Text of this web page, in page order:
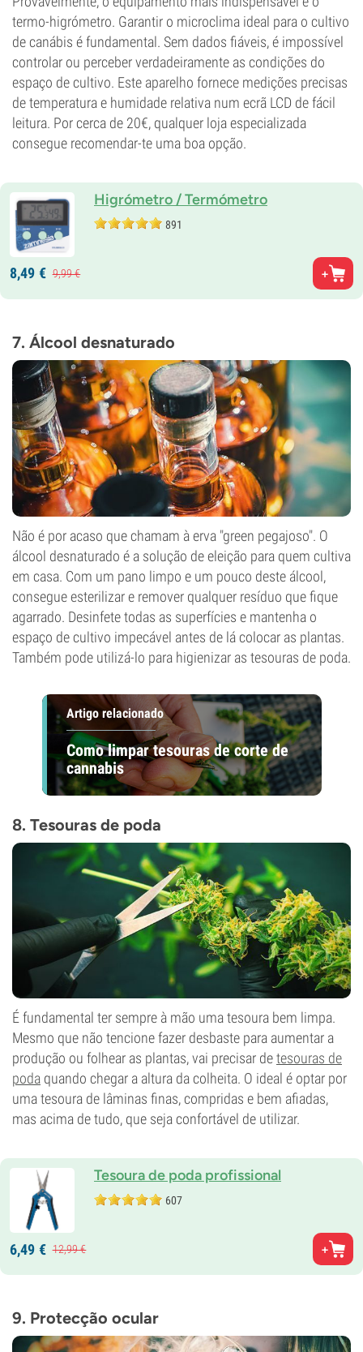
termo-higrómetro. Garantir o microclima ideal para o cultivo
de canábis é fundamental. Sem dados fiáveis, é impossível
controlar ou perceber verdadeiramente as condições do
espaço de cultivo. Este aparelho fornece medições precisas
de temperatura e humidade relativa num ecrã LCD de fácil
leitura. Por cerca de 20€, qualquer loja especializada
consegue recomendar-te uma boa opção.
Higrómetro / Termómetro
891
8,49 € 9,99€
7. Álcool desnaturado
Não é por acaso que chamam à erva "green pegajoso". O
álcool desnaturado é a solução de eleição para quem cultiva
em casa. Com um pano limpo e um pouco deste álcool,
consegue esterilizar e remover qualquer resíduo que fique
agarrado. Desinfete todas as superfícies e mantenha o
espaço de cultivo impecável antes de lá colocar as plantas.
Também pode utilizá-lo para higienizar as tesouras de poda.
Artigo relacionado
Como limpar tesouras de corte de
cannabis
8. Tesouras de poda
É fundamental ter sempre à mão uma tesoura bem limpa.
Mesmo que não tencione fazer desbaste para aumentar a
produção ou folhear as plantas, vai precisar detesouras de
poda quando chegar a altura da colheita. O ideal é optar por
uma tesoura de lâminas finas, compridas e bem afiadas,
mas acima de tudo, que seja confortável de utilizar.
Tesoura de poda profissional
607
6,49 € 12,99€
9. Protecção ocular